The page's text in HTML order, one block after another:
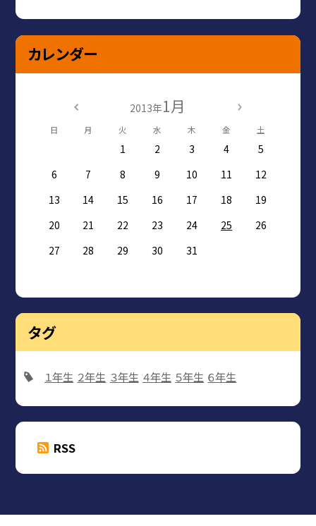
カレンダー
2013年1月
日 月 火 水 木 金 土
1 2 3 4
5
6
7 8 9 10 11
12
13
14 15 16 17 18
19
20
21 22 23 24 25
26
27
28 29 30 31
タグ
１年生 ２年生 ３年生 ４年生 ５年生 ６年生
RSS